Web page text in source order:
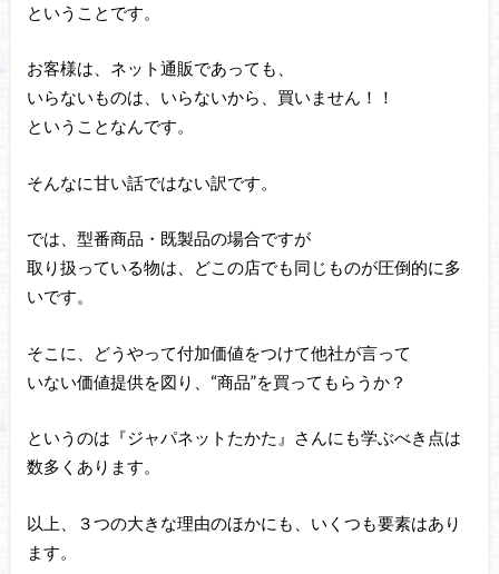
ということです。
お客様は、ネット通販であっても、
いらないものは、いらないから、買いません！！
ということなんです。
そんなに甘い話ではない訳です。
では、型番商品・既製品の場合ですが
取り扱っている物は、どこの店でも同じものが圧倒的に多
いです。
そこに、どうやって付加価値をつけて他社が言って
いない価値提供を図り、“商品”を買ってもらうか？
というのは『ジャパネットたかた』さんにも学ぶべき点は
数多くあります。
以上、３つの大きな理由のほかにも、いくつも要素はあり
ます。